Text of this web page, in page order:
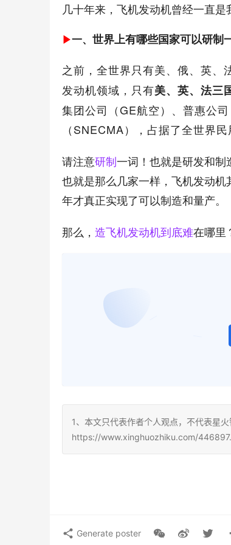
几十年来，飞机发动机曾经一直是
▶一、 世界上有哪些国家可以研制
之前，全世界只有美、俄、英、
发动机领域，只有美、英、法三
集团公司（GE航空）、普惠公
（SNECMA），占据了全世界
请注意研制一词！也就是研发和
也就是那么几家一样，飞机发动
年才真正实现了可以制造和量产。
那么， 造飞机发动机到底难在哪里
1、本文只代表作者个人观点，不代表星
https://www.xinghuozhiku.com/
Generate poster